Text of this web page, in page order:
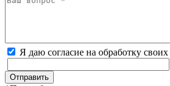
Я даю согласие на обработку своих